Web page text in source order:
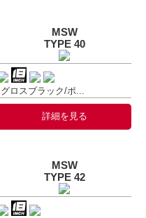
MSW
TYPE 40
グロスブラック/ポ...
詳細を見る
MSW
TYPE 42